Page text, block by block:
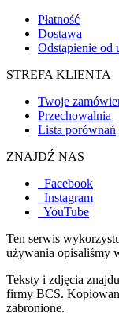
Płatność
Dostawa
Odstąpienie od
STREFA KLIENTA
Twoje
Przechowalnia
Lista porównań
ZNAJDŹ NAS
Facebook
Instagram
YouTube
Ten serwis
używania opisaliśmy
Teksty i zdjęcia
firmy BCS.
zabronione.